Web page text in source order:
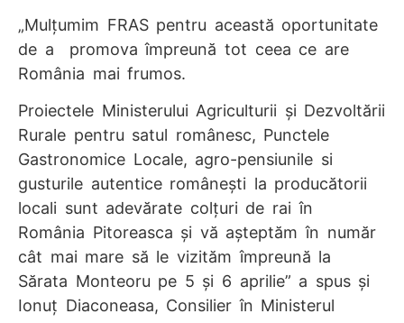
„Mulțumim FRAS pentru această oportunitate
de a promova împreună tot ceea ce are
România mai frumos.
Proiectele Ministerului Agriculturii și Dezvoltării
Rurale pentru satul românesc, Punctele
Gastronomice Locale, agro-pensiunile si
gusturile autentice românești la producătorii
locali sunt adevărate colțuri de rai în
România Pitoreasca și vă așteptăm în număr
cât mai mare să le vizităm împreună la
Sărata Monteoru pe 5 și 6 aprilie” a spus și
Ionuț Diaconeasa, Consilier în Ministerul